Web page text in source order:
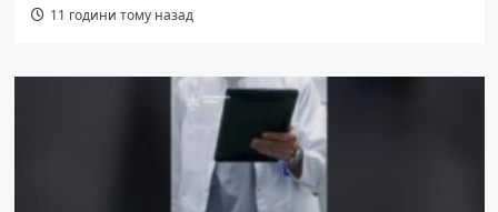
11 години тому назад